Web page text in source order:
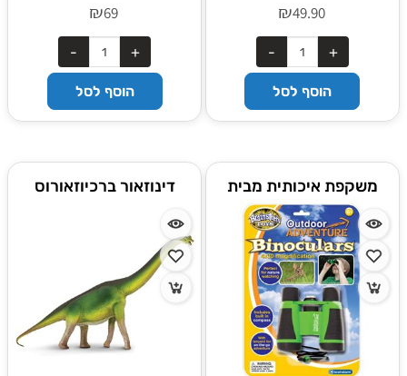
₪49.90
הוסף לסל
₪69
הוסף לסל
משקפת איכותית מבית
בריינסטורם אנגליה
דינוזאור ברכיוזאורוס